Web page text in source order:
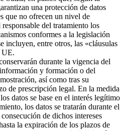
una protección de datos
que no ofrecen un nivel de
del tratamiento los
conformes a la legislación
incluyen, entre otros, las «cláusulas
UE.
durante la vigencia del
y formación o del
así como tras su
de prescripción legal. En la medida
datos se base en el interés legítimo
los datos se tratarán durante el
de dichos intereses
la expiración de los plazos de